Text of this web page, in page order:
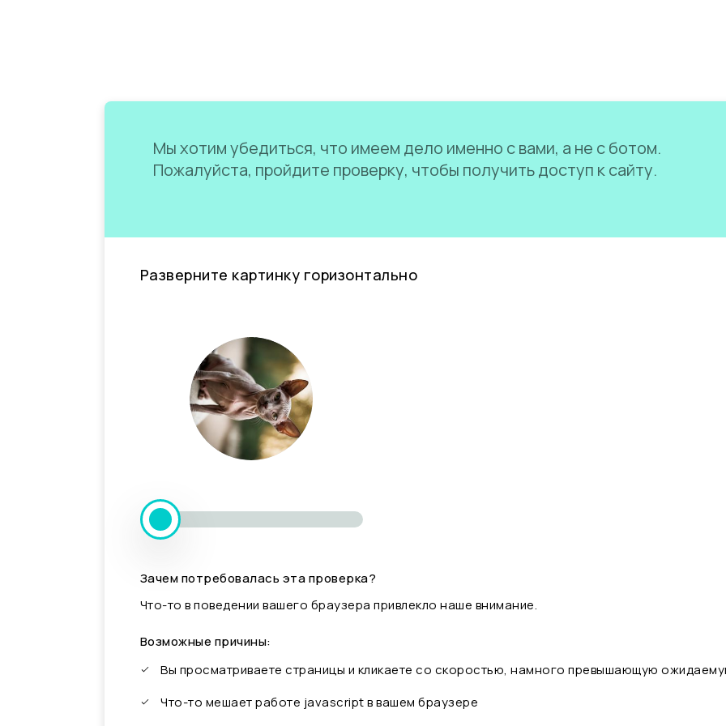
Мы хотим убедиться, что имеем дело именно с вами, а не с ботом.
Пожалуйста, пройдите проверку, чтобы получить доступ к сайту.
Разверните картинку горизонтально
Зачем потребовалась эта проверка?
Что-то в поведении вашего браузера привлекло наше внимание.
Возможные причины:
Вы просматриваете страницы и кликаете со скоростью, намного превышающую
Что-то мешает работе javascript в вашем браузере